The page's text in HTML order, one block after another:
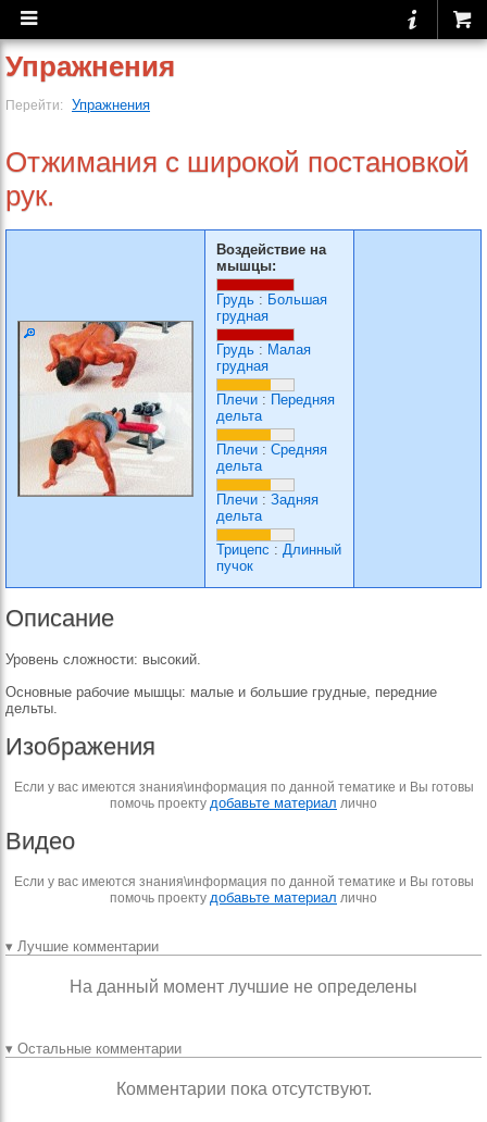
Упражнения
Перейти: Упражнения
Отжимания с широкой постановкой
рук.
Воздействие на
мышцы:
Грудь : Большая
грудная
Грудь : Малая
грудная
Плечи : Передняя
дельта
Плечи : Средняя
дельта
Плечи : Задняя
дельта
Трицепс : Длинный
пучок
Описание
Уровень сложности: высокий.
Основные рабочие мышцы: малые и большие грудные, передние
дельты.
Изображения
Если у вас имеются знания\информация по данной тематике и Вы готовы
помочь проекту добавьте материал лично
Видео
Если у вас имеются знания\информация по данной тематике и Вы готовы
помочь проекту добавьте материал лично
▾ Лучшие комментарии
На данный момент лучшие не определены
▾ Остальные комментарии
Комментарии пока отсутствуют.